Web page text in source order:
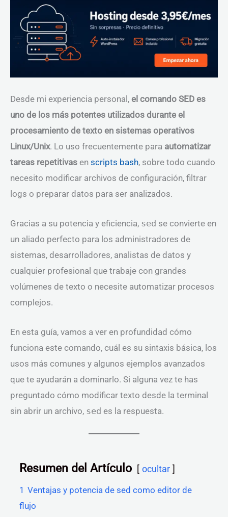
Desde mi experiencia personal, el comando SED es
uno de los más potentes utilizados durante el
procesamiento de texto en sistemas operativos
Linux/Unix. Lo uso frecuentemente para automatizar
tareas repetitivas en scripts bash, sobre todo cuando
necesito modificar archivos de configuración, filtrar
logs o preparar datos para ser analizados.
Gracias a su potencia y eficiencia, sed se convierte en
un aliado perfecto para los administradores de
sistemas, desarrolladores, analistas de datos y
cualquier profesional que trabaje con grandes
volúmenes de texto o necesite automatizar procesos
complejos.
En esta guía, vamos a ver en profundidad cómo
funciona este comando, cuál es su sintaxis básica, los
usos más comunes y algunos ejemplos avanzados
que te ayudarán a dominarlo. Si alguna vez te has
preguntado cómo modificar texto desde la terminal
sin abrir un archivo, sed es la respuesta.
Resumen del Artículo ocultar
1 Ventajas y potencia de sed como editor de
flujo